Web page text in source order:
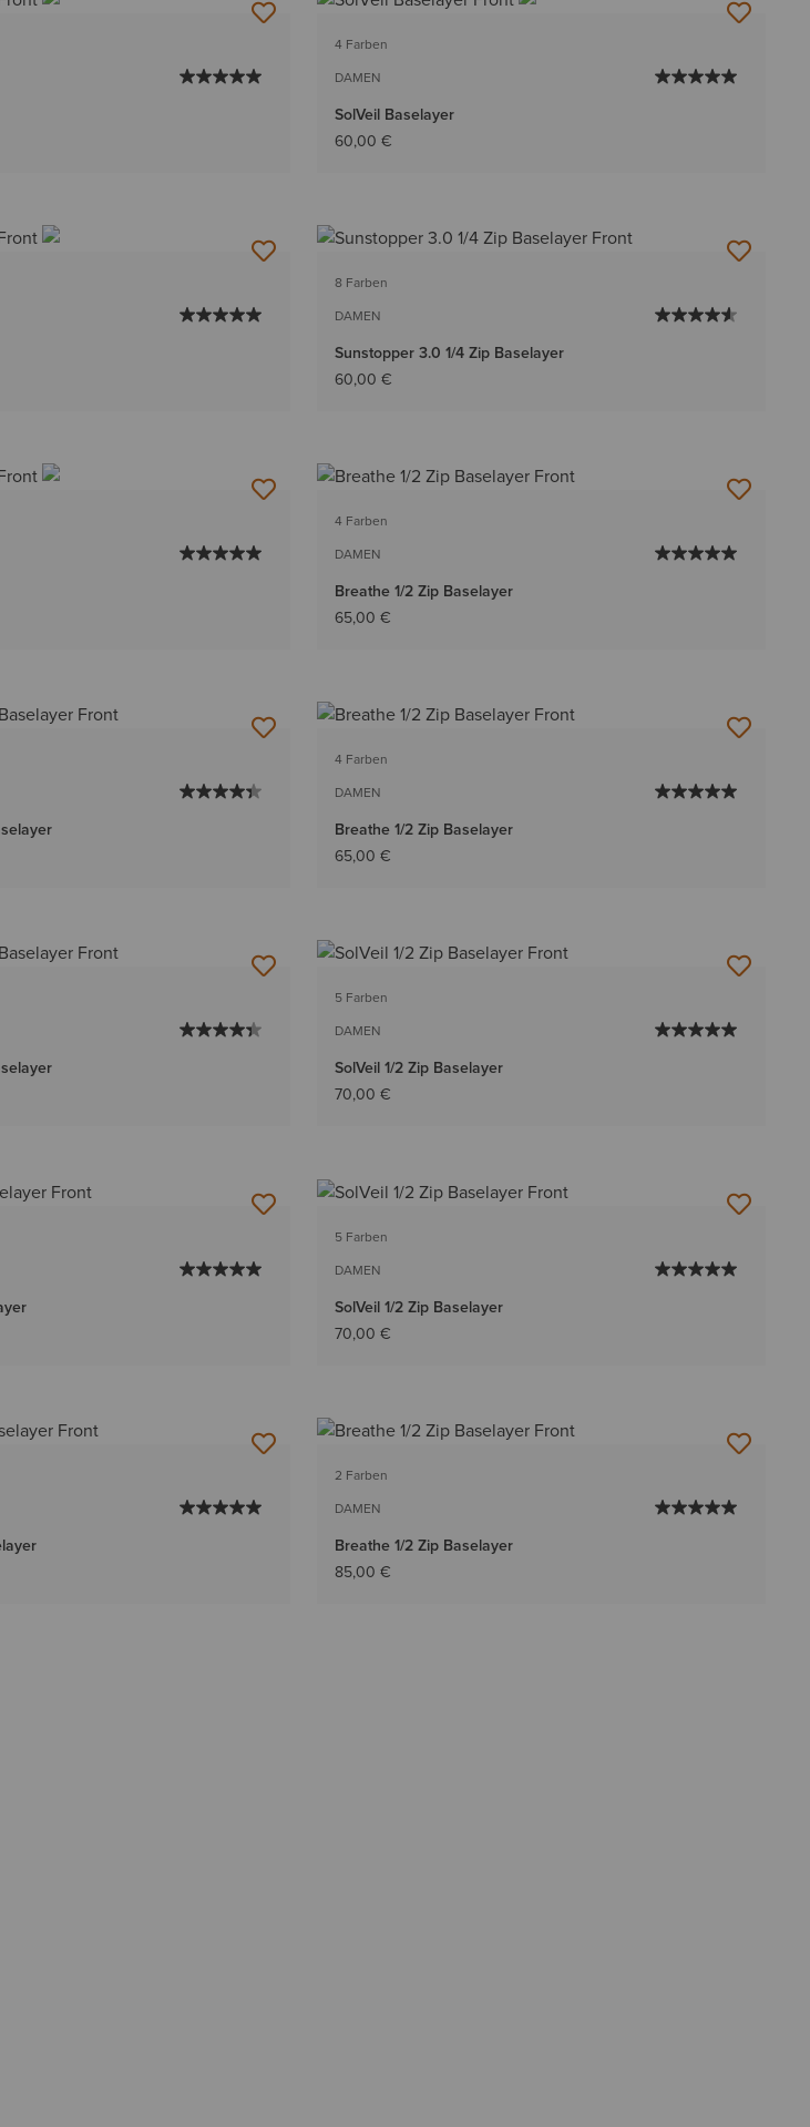
4 Farben
DAMEN
SolVeil Baselayer
60,00 €
8 Farben
DAMEN
Sunstopper 3.0 1/4 Zip Baselayer
60,00 €
4 Farben
DAMEN
Breathe 1/2 Zip Baselayer
65,00 €
4 Farben
DAMEN
Breathe 1/2 Zip Baselayer
65,00 €
5 Farben
DAMEN
SolVeil 1/2 Zip Baselayer
70,00 €
5 Farben
DAMEN
SolVeil 1/2 Zip Baselayer
70,00 €
2 Farben
DAMEN
Breathe 1/2 Zip Baselayer
85,00 €